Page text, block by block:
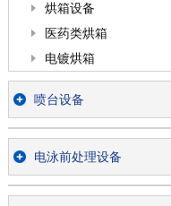
烘箱设备
医药类烘箱
电镀烘箱
喷台设备
电泳前处理设备